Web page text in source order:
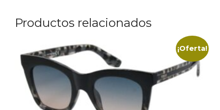
Productos relacionados
¡Oferta!